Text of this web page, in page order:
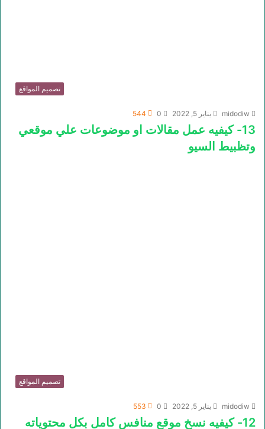
تصميم المواقع
midodiw يناير 5, 2022 0
544
13- كيفيه عمل مقالات او موضوعات علي موقعي
وتظبيط السيو
تصميم المواقع
midodiw يناير 5, 2022 0
553
12- كيفيه نسخ موقع منافس كامل بكل محتوياته